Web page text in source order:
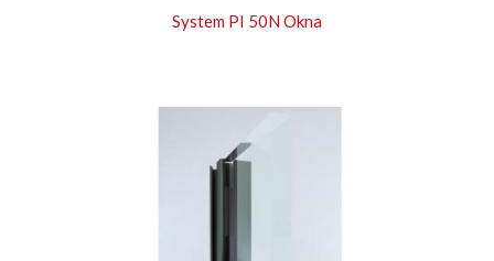
System PI 50N Okna